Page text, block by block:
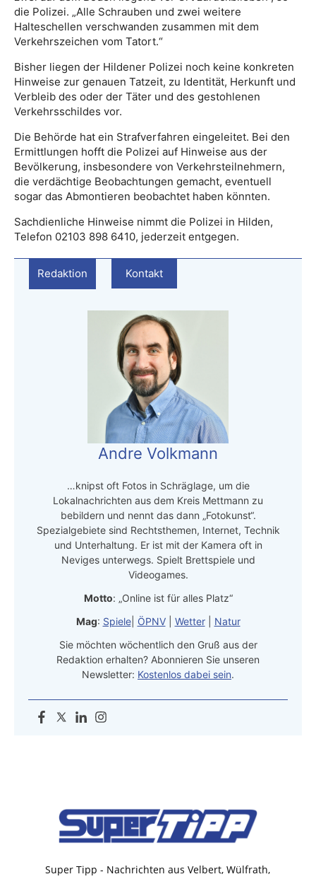
die Polizei. „Alle Schrauben und zwei weitere
Halteschellen verschwanden zusammen mit dem
Verkehrszeichen vom Tatort.“
Bisher liegen der Hildener Polizei noch keine konkreten
Hinweise zur genauen Tatzeit, zu Identität, Herkunft und
Verbleib des oder der Täter und des gestohlenen
Verkehrsschildes vor.
Die Behörde hat ein Strafverfahren eingeleitet. Bei den
Ermittlungen hofft die Polizei auf Hinweise aus der
Bevölkerung, insbesondere von Verkehrsteilnehmern,
die verdächtige Beobachtungen gemacht, eventuell
sogar das Abmontieren beobachtet haben könnten.
Sachdienliche Hinweise nimmt die Polizei in Hilden,
Telefon 02103 898 6410, jederzeit entgegen.
Redaktion Kontakt
Andre Volkmann
…knipst oft Fotos in Schräglage, um die
Lokalnachrichten aus dem Kreis Mettmann zu
bebildern und nennt das dann „Fotokunst“.
Spezialgebiete sind Rechtsthemen, Internet, Technik
und Unterhaltung. Er ist mit der Kamera oft in
Neviges unterwegs. Spielt Brettspiele und
Videogames.
Motto: „Online ist für alles Platz“
Mag: Spiele| ÖPNV| Wetter| Natur
Sie möchten wöchentlich den Gruß aus der
Redaktion erhalten? Abonnieren Sie unseren
Newsletter: Kostenlos dabei sein.
Super Tipp - Nachrichten aus Velbert, Wülfrath,